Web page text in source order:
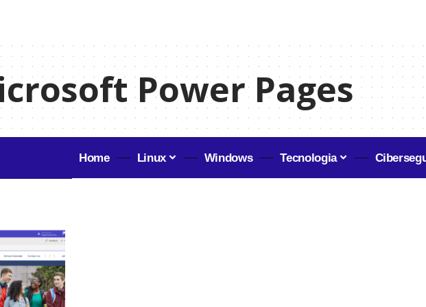
Power Pages
Home Linux Windows Tecnologia